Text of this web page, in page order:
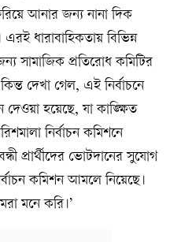
আনার জন্য নানা দিক
এরই ধারাবাহিকতায় বিভিন্ন
সামাজিক প্রতিরোধ কমিটির
দেখা গেল, এই নির্বাচনে
হয়েছে, যা কাঙ্ক্ষিত
নির্বাচন কমিশনে
প্রার্থীদের ভোটদানের সুযোগ
কমিশন আমলে নিয়েছে।
মনে করি।’